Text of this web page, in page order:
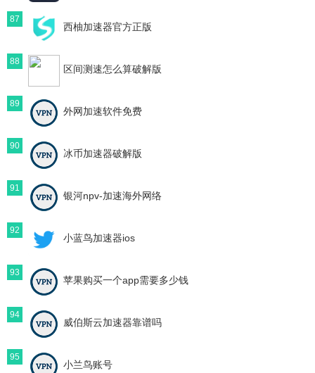
87
西柚加速器官方正版
88
区间测速怎么算破解版
89
外网加速软件免费
90
冰币加速器破解版
91
银河npv-加速海外网络
92
小蓝鸟加速器ios
93
苹果购买一个app需要多少钱
94
威伯斯云加速器靠谱吗
95
小兰鸟账号